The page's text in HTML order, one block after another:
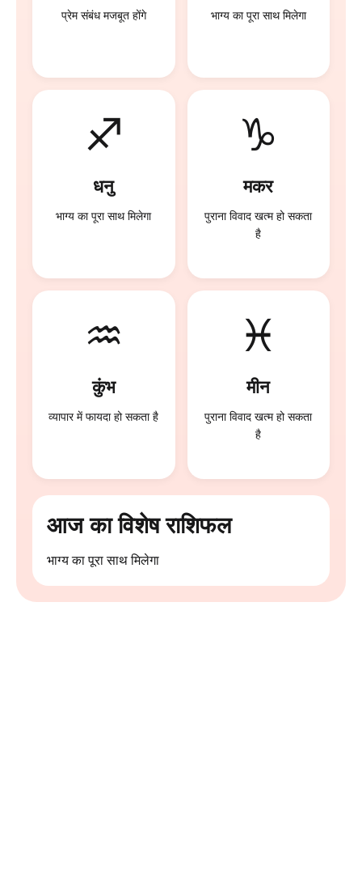
प्रेम संबंध मजबूत होंगे भाग्य का पूरा साथ मिलेगा
♐
धनु
भाग्य का पूरा साथ मिलेगा
♑
मकर
पुराना विवाद खत्म हो सकता
है
♒
कुंभ
व्यापार में फायदा हो सकता है
♓
मीन
पुराना विवाद खत्म हो सकता
है
आज का विशेष राशिफल
भाग्य का पूरा साथ मिलेगा